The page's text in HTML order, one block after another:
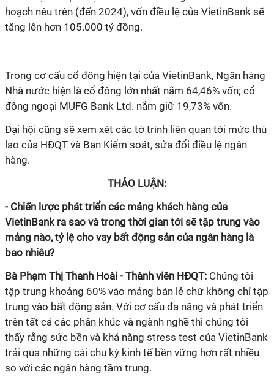
hoạch nêu trên (đến 2024), vốn điều lệ của VietinBank sẽ
tăng lên hơn 105.000 tỷ đồng.
Trong cơ cấu cổ đông hiện tại của VietinBank, Ngân hàng
Nhà nước hiện là cổ đông lớn nhất nắm 64,46% vốn; cổ
đông ngoại MUFG Bank Ltd. nắm giữ 19,73% vốn.
Đại hội cũng sẽ xem xét các tờ trình liên quan tới mức thù
lao của HĐQT và Ban Kiểm soát, sửa đổi điều lệ ngân
hàng.
THẢO LUẬN:
- Chiến lược phát triển các mảng khách hàng của
VietinBank ra sao và trong thời gian tới sẽ tập trung vào
mảng nào, tỷ lệ cho vay bất động sản của ngân hàng là
bao nhiêu?
Bà Phạm Thị Thanh Hoài - Thành viên HĐQT: Chúng tôi
tập trung khoảng 60% vào mảng bán lẻ chứ không chỉ tập
trung vào bất động sản. Với cơ cấu đa năng và phát triển
trên tất cả các phân khúc và ngành nghề thì chúng tôi
thấy rằng sức bền và khả năng stress test của VietinBank
trải qua những cái chu kỳ kinh tế bền vững hơn rất nhiều
so với các ngân hàng tầm trung.